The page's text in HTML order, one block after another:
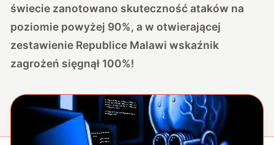
świecie zanotowano skuteczność ataków na
poziomie powyżej 90%, a w otwierającej
zestawienie Republice Malawi wskaźnik
zagrożeń sięgnął 100%!